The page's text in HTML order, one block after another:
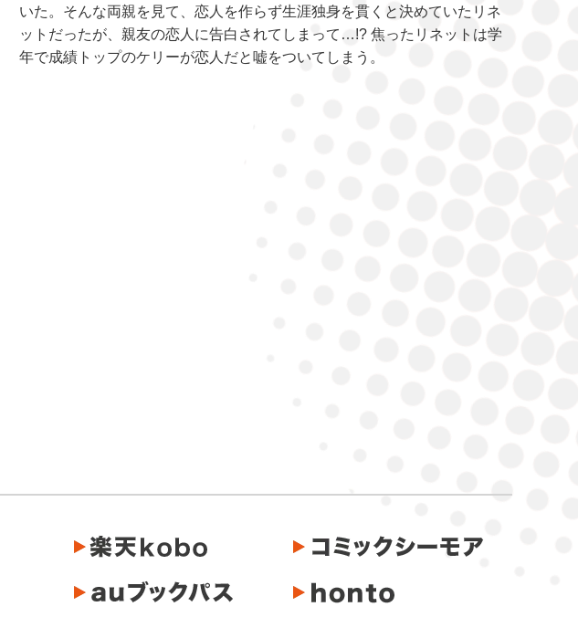
いた。そんな両親を見て、恋人を作らず生涯独身を貫くと決めていたリネ
ットだったが、親友の恋人に告白されてしまって…!? 焦ったリネットは学
年で成績トップのケリーが恋人だと嘘をついてしまう。